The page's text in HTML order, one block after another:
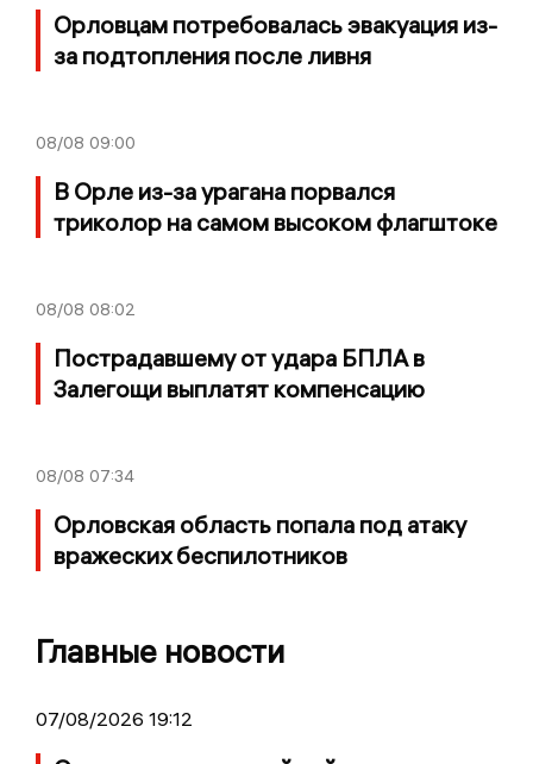
Орловцам потребовалась эвакуация из-
за подтопления после ливня
08/08 09:00
В Орле из-за урагана порвался
триколор на самом высоком флагштоке
08/08 08:02
Пострадавшему от удара БПЛА в
Залегощи выплатят компенсацию
08/08 07:34
Орловская область попала под атаку
вражеских беспилотников
Главные новости
07/08/2026 19:12